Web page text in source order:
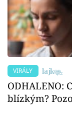
VIRÁLY
ODHALENO:
blízkým?